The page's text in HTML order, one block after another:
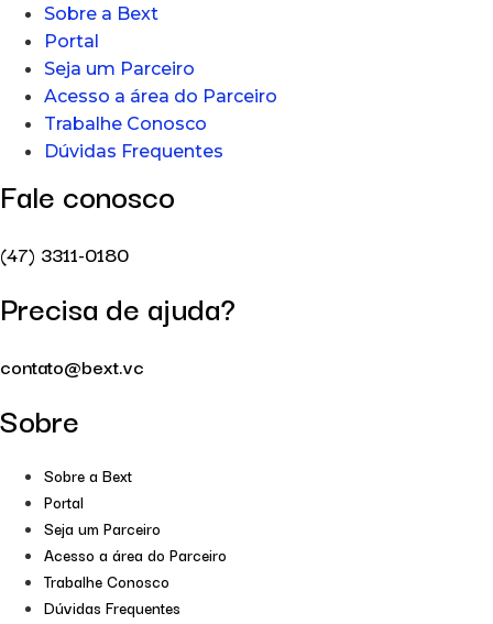
Sobre a Bext
Portal
Seja um Parceiro
Acesso a área do Parceiro
Trabalhe Conosco
Dúvidas Frequentes
Fale conosco
(47) 3311-0180
Precisa de ajuda?
contato@bext.vc
Sobre
Sobre a Bext
Portal
Seja um Parceiro
Acesso a área do Parceiro
Trabalhe Conosco
Dúvidas Frequentes